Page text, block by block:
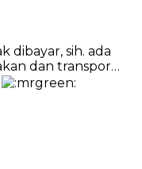
dibayar, sih. ada
dan transpor…